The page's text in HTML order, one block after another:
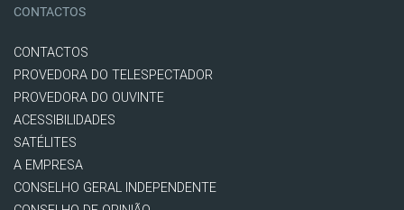
CONTACTOS
CONTACTOS
PROVEDORA DO TELESPECTADOR
PROVEDORA DO OUVINTE
ACESSIBILIDADES
SATÉLITES
A EMPRESA
CONSELHO GERAL INDEPENDENTE